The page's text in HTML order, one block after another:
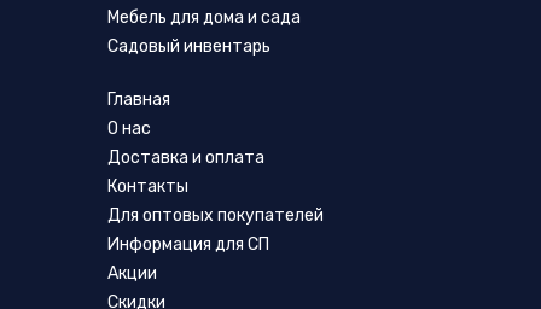
Мебель для дома и сада
Садовый инвентарь
Главная
О нас
Доставка и оплата
Контакты
Для оптовых покупателей
Информация для СП
Акции
Скидки